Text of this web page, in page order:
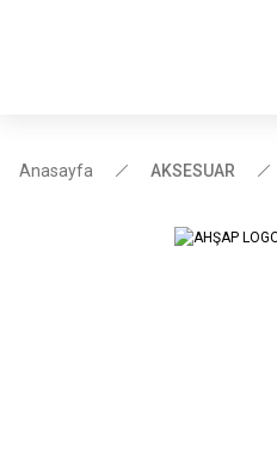
Anasayfa AKSESUAR